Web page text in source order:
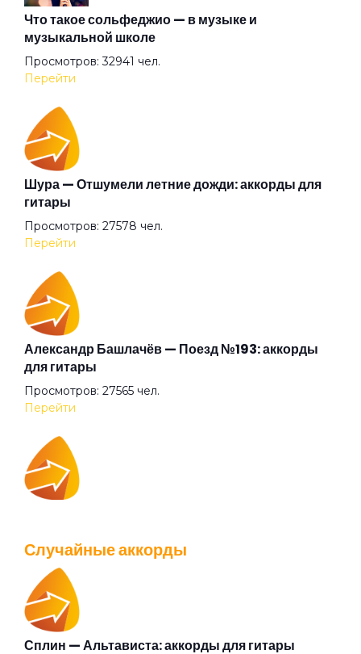
Альтернатива
Ангел всенародного похмелья
Ангел дождя
Ангел
Анютины глазки
Апокриф
Аригато
Аристократ
Ария Казанского зверя
Афанасий Никитин буги
Бабушки
Что такое сольфеджио — в музыке и
музыкальной школе
Просмотров: 32941 чел.
Перейти
Шура — Отшумели летние дожди: аккорды для
гитары
Просмотров: 27578 чел.
Перейти
Александр Башлачёв — Поезд №193: аккорды
для гитары
Просмотров: 27565 чел.
Перейти
Перейти
Случайные аккорды
Сплин — Альтависта: аккорды для гитары